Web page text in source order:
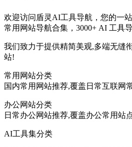
欢迎访问盾灵AI工具导航，您的一
常用网站导航合集，3000+ AI 工具导
我们致力于提供精简美观,多端无缝
站!
常用网站分类
国内常用网站推荐,覆盖日常互联网
办公网站分类
日常办公网站推荐,覆盖办公常用站
AI工具集分类